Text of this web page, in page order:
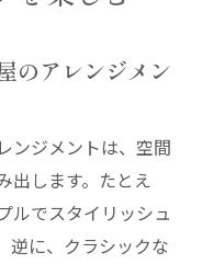
のアレンジメン
ンジメントは、空間
出します。たとえ
ルでスタイリッシュ
逆に、クラシックな